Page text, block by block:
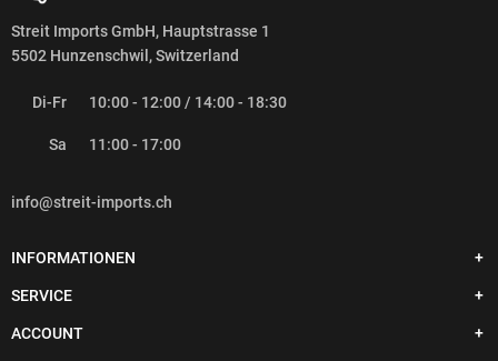
Streit Imports GmbH, Hauptstrasse 1
5502 Hunzenschwil, Switzerland
Di-Fr 10:00 - 12:00 / 14:00 - 18:30
Sa 11:00 - 17:00
info@streit-imports.ch
INFORMATIONEN
SERVICE
ACCOUNT